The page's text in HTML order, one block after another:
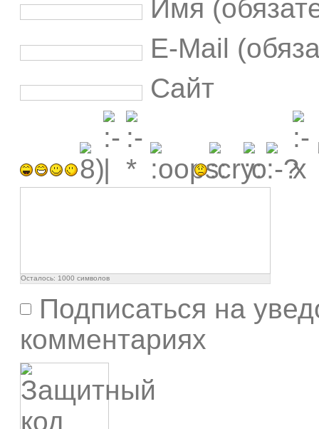
Имя
E-Mail
Сайт
Осталось: 1000 символов
Подписаться на
комментариях